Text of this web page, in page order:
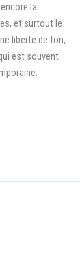
la
et surtout le
liberté de ton,
est souvent